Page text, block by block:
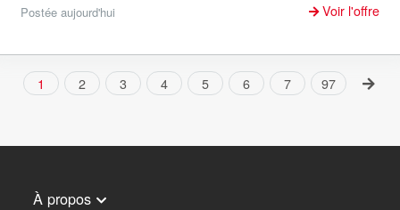
Postée aujourd'hui Voir l'offre
1 2 3 4 5 6 7 97
À propos